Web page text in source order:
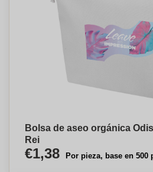
Bolsa de aseo orgánica
Rei
€1,38 Por pieza, base en 500